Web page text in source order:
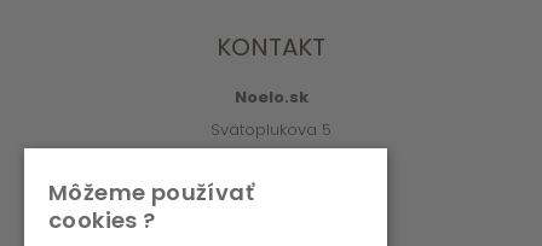
KONTAKT
Noelo.sk
Svätoplukova 5
info@noelo.sk
Môžeme používať
cookies ?